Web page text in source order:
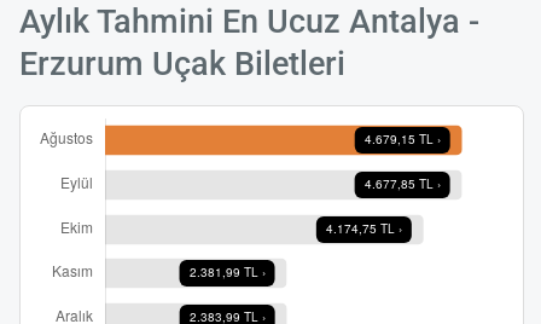
Aylık Tahmini En Ucuz Antalya -
Erzurum Uçak Biletleri